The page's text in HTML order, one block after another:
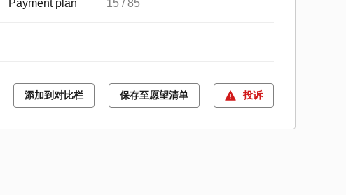
Payment plan 15 / 85
添加到对比栏 保存至愿望清单 投诉